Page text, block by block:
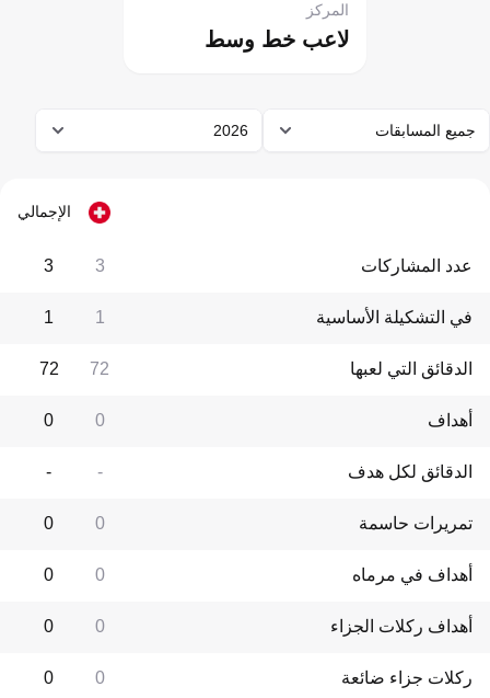
لاعب خط وسط
المركز
جميع المسابقات 2026
الإجمالي
عدد المشاركات 3
3
في التشكيلة الأساسية 1
1
الدقائق التي لعبها 72
72
أهداف 0
0
الدقائق لكل هدف -
-
تمريرات حاسمة 0
0
أهداف في مرماه 0
0
أهداف ركلات الجزاء 0
0
ركلات جزاء ضائعة 0
0